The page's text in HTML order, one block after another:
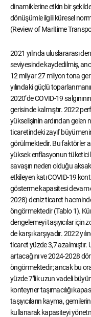
dinamiklerine etkin bir
dönüşümle ilgili küresel
(Review of Maritime
2021 yılında uluslararası
seviyesinde kaydedilmiş,
12 milyar 27 milyon tona
yılındaki güçlü
2020’de COVID-19
gerisinde kalmıştır. 2022
yükselişinin ardından gelen
ticaretindeki zayıf
görülmektedir. Bu faktörler
yüksek enflasyonun tüketici
savaşın neden olduğu
etkileyen katı COVID-19
gösterme kapasitesi devam
2028) deniz ticaret
öngörmektedir (Tablo 1).
dengelemeyi taşıyıcılar için
de karşı karşıyadır. 2022
ticaret yüzde 3,7 azalmıştır.
artacağını ve 2024-2028
öngörmektedir; ancak bu
yüzde 7’lik uzun vadeli
konteyner taşımacılığı
taşıyıcıların kayma,
kullanarak kapasiteyi